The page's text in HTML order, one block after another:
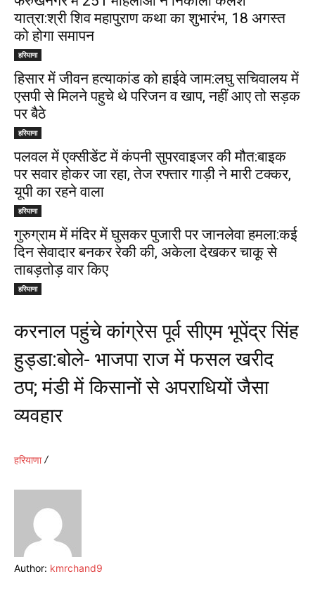
यात्रा:श्री शिव महापुराण कथा का शुभारंभ, 18 अगस्त
को होगा समापन
हरियाणा
हिसार में जीवन हत्याकांड को हाईवे जाम:लघु सचिवालय में
एसपी से मिलने पहुचे थे परिजन व खाप, नहीं आए तो सड़क
पर बैठे
हरियाणा
पलवल में एक्सीडेंट में कंपनी सुपरवाइजर की मौत:बाइक
पर सवार होकर जा रहा, तेज रफ्तार गाड़ी ने मारी टक्कर,
यूपी का रहने वाला
हरियाणा
गुरुग्राम में मंदिर में घुसकर पुजारी पर जानलेवा हमला:कई
दिन सेवादार बनकर रेकी की, अकेला देखकर चाकू से
ताबड़तोड़ वार किए
हरियाणा
करनाल पहुंचे कांग्रेस पूर्व सीएम भूपेंद्र सिंह
हुड्डा:बोले- भाजपा राज में फसल खरीद
ठप; मंडी में किसानों से अपराधियों जैसा
व्यवहार
हरियाणा
Author: kmrchand9